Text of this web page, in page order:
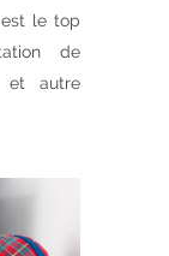
le top
de
et autre